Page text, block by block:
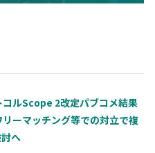
コルScope 2改定パブコメ結果
ーマッチング等での対立で複
へ